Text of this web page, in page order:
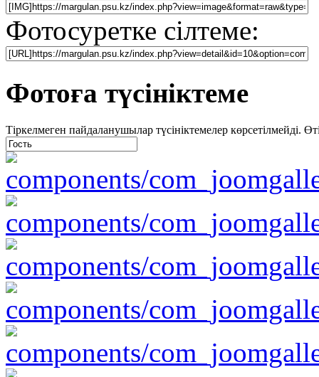
Фотосуретке сілтеме:
Фотоға түсініктеме
Тіркелмеген пайдаланушылар түсініктемелер көрсетілмейді.